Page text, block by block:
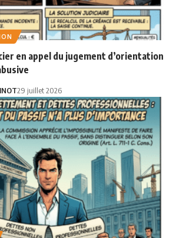
en appel du jugement d’orientation
29 juillet 2026